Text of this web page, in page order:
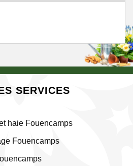
SERVICES
haie Fouencamps
Fouencamps